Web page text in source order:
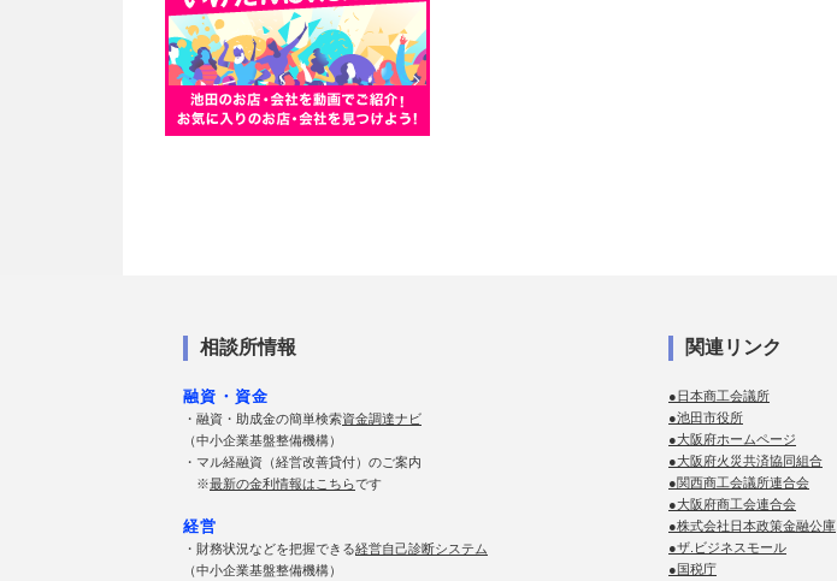
相談所情報
融資・資金
・融資・助成金の簡単検索資金調達ナビ
（中小企業基盤整備機構）
・マル経融資（経営改善貸付）のご案内
※最新の金利情報はこちらです
経営
・財務状況などを把握できる経営自己診断システム
（中小企業基盤整備機構）
関連リンク
●日本商工会議所
●池田市役所
●大阪府ホームページ
●大阪府火災共済協同組合
●関西商工会議所連合会
●大阪府商工会連合会
●株式会社日本政策金融公庫
●ザ.ビジネスモール
●国税庁